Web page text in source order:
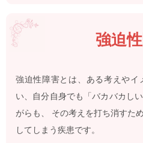
強迫
強迫性障害とは、ある考えやイ
い、自分自身でも「バカバカし
がらも、 その考えを打ち消すた
してしまう疾患です。